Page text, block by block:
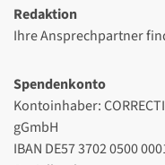
Redaktion
Ihre Ansprechpartner
Spendenkonto
Kontoinhaber:
gGmbH
IBAN DE57 3702 0500